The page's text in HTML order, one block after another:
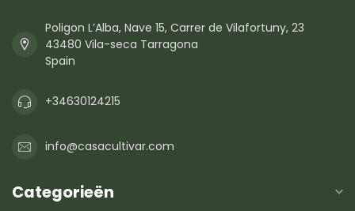
Poligon L’Alba, Nave 15, Carrer de Vilafortuny, 23
43480 Vila-seca Tarragona
Spain
+34630124215
info@casacultivar.com
Categorieën